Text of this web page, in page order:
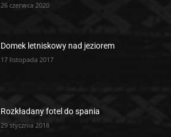
26 czerwca 2020
Domek letniskowy nad jeziorem
17 listopada 2017
Rozkładany fotel do spania
29 stycznia 2018